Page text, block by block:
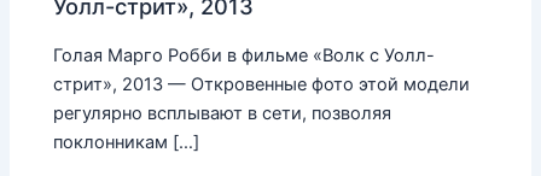
Уолл-стрит», 2013
Голая Марго Робби в фильме «Волк с Уолл-
стрит», 2013 — Откровенные фото этой модели
регулярно всплывают в сети, позволяя
поклонникам […]